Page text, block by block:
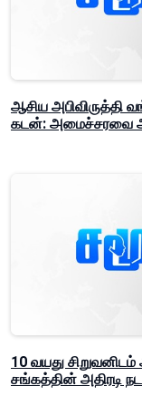
ஆசிய அபிவிருத்தி
கடன்: அமைச்சரவை
10 வயது
சங்கத்தின் அதிரடி